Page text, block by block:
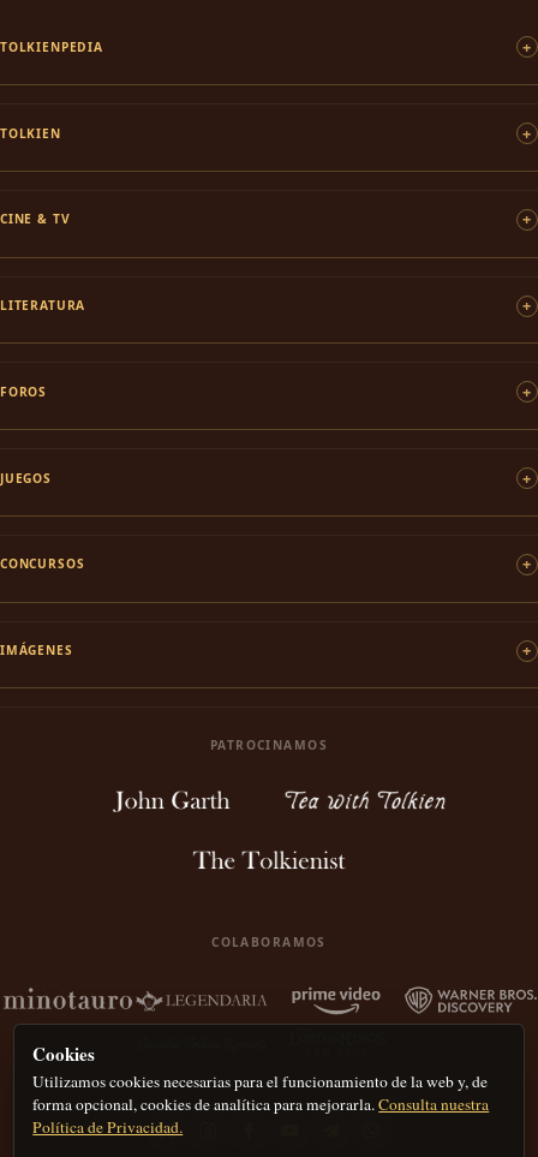
TOLKIENPEDIA
TOLKIEN
CINE & TV
LITERATURA
FOROS
JUEGOS
CONCURSOS
IMÁGENES
PATROCINAMOS
COLABORAMOS
Cookies
Utilizamos cookies necesarias para el funcionamiento de la web y, de
forma opcional, cookies de analítica para mejorarla.Consulta nuestra
Política de Privacidad.